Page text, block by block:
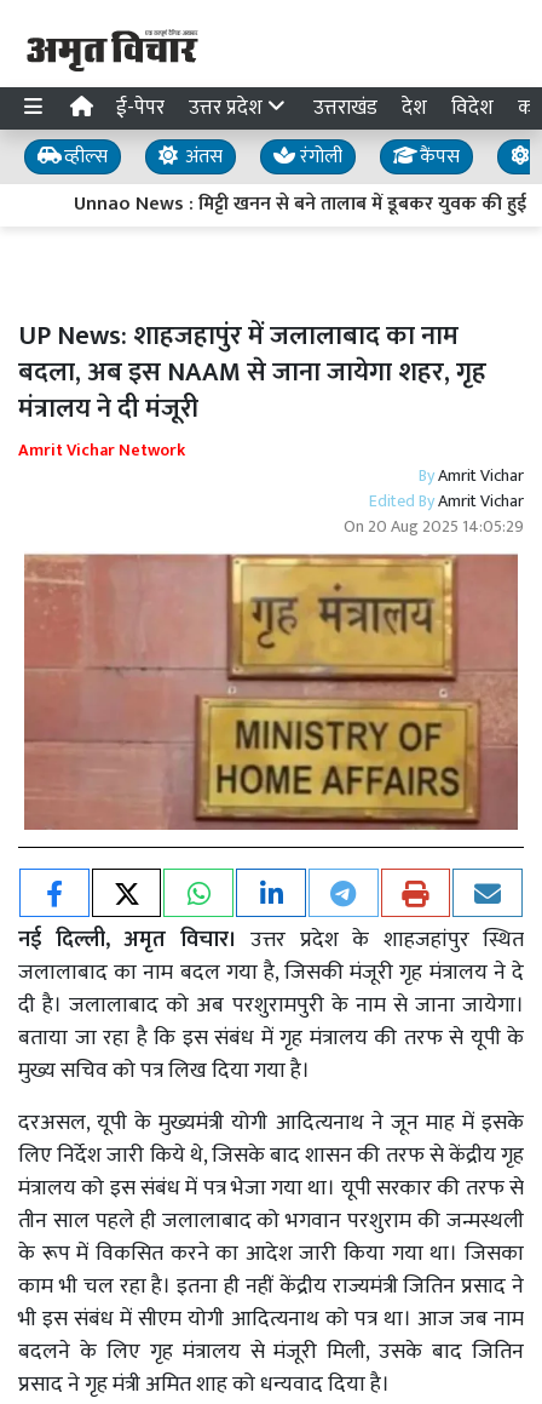
ई-पेपर उत्तर प्रदेश उत्तराखंड देश विदेश
व्हील्स अंतस रंगोली कैंपस
Unnao News : मिट्टी खनन से बने तालाब में डूबकर युवक की हुई
UP News: शाहजहापुंर में जलालाबाद का नाम
बदला, अब इस NAAM से जाना जायेगा शहर, गृह
मंत्रालय ने दी मंजूरी
Amrit Vichar Network
ByAmrit Vichar
Edited ByAmrit Vichar
On 20 Aug 2025 14:05:29
नई दिल्ली, अमृत विचार। उत्तर प्रदेश के शाहजहांपुर स्थित
जलालाबाद का नाम बदल गया है, जिसकी मंजूरी गृह मंत्रालय ने दे
दी है। जलालाबाद को अब परशुरामपुरी के नाम से जाना जायेगा।
बताया जा रहा है कि इस संबंध में गृह मंत्रालय की तरफ से यूपी के
मुख्य सचिव को पत्र लिख दिया गया है।
दरअसल, यूपी के मुख्यमंत्री योगी आदित्यनाथ ने जून माह में इसके
लिए निर्देश जारी किये थे, जिसके बाद शासन की तरफ से केंद्रीय गृह
मंत्रालय को इस संबंध में पत्र भेजा गया था। यूपी सरकार की तरफ से
तीन साल पहले ही जलालाबाद को भगवान परशुराम की जन्मस्थली
के रूप में विकसित करने का आदेश जारी किया गया था। जिसका
काम भी चल रहा है। इतना ही नहीं केंद्रीय राज्यमंत्री जितिन प्रसाद ने
भी इस संबंध में सीएम योगी आदित्यनाथ को पत्र था। आज जब नाम
बदलने के लिए गृह मंत्रालय से मंजूरी मिली, उसके बाद जितिन
प्रसाद ने गृह मंत्री अमित शाह को धन्यवाद दिया है।